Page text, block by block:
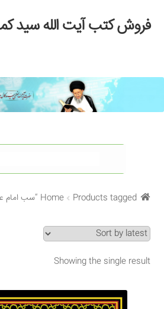
Skip
to
Skip
to
فروش کتب آیت الله سید
خانه
#97 (بدون عنوان)
Checkout
My account
Search Results
Shop
برگه نمونه
Home Products tagged “سب امام علی”
Showing the single result